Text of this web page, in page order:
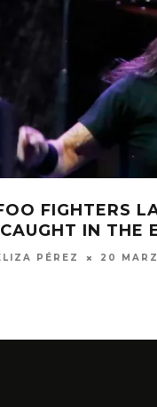
LANZA
IN THE ECHO’
20 MARZO, 2026